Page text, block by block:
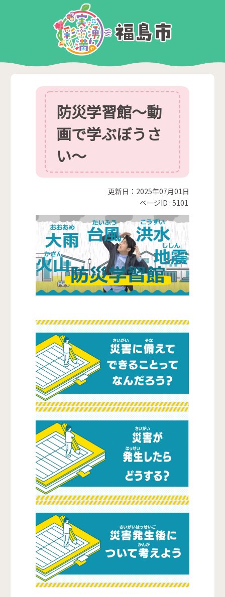
防災学習館～動
画で学ぶぼうさ
い～
更新日：2025年07月01日
ページID :5101